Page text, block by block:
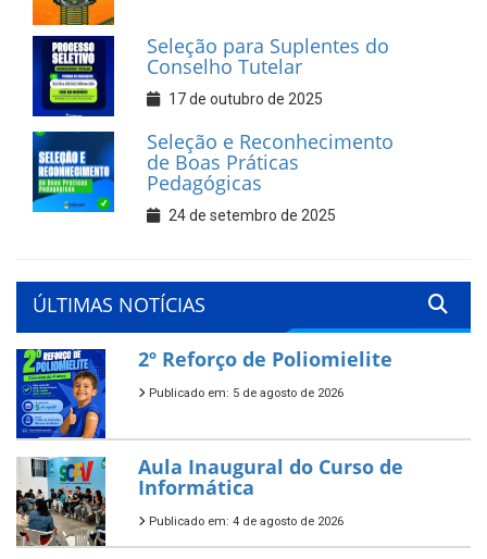
Seleção para Suplentes do
Conselho Tutelar
17 de outubro de 2025
Seleção e Reconhecimento
de Boas Práticas
Pedagógicas
24 de setembro de 2025
ÚLTIMAS NOTÍCIAS
2º Reforço de Poliomielite
Publicado em: 5 de agosto de 2026
Aula Inaugural do Curso de
Informática
Publicado em: 4 de agosto de 2026